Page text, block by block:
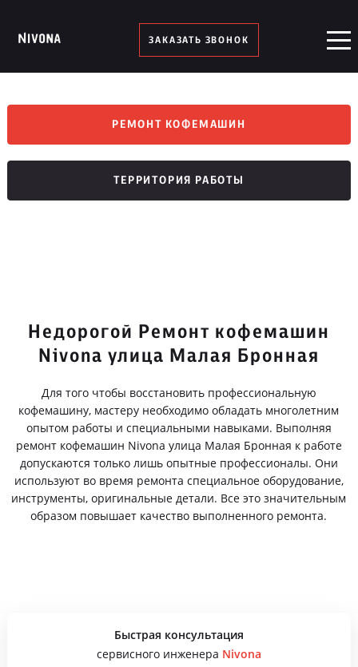
ЗАКАЗАТЬ ЗВОНОК
РЕМОНТ КОФЕМАШИН
ТЕРРИТОРИЯ РАБОТЫ
Недорогой Ремонт кофемашин
Nivona улица Малая Бронная
Для того чтобы восстановить профессиональную
кофемашину, мастеру необходимо обладать многолетним
опытом работы и специальными навыками. Выполняя
ремонт кофемашин Nivona улица Малая Бронная к работе
допускаются только лишь опытные профессионалы. Они
используют во время ремонта специальное оборудование,
инструменты, оригинальные детали. Все это значительным
образом повышает качество выполненного ремонта.
Быстрая консультация
сервисного инженера Nivona